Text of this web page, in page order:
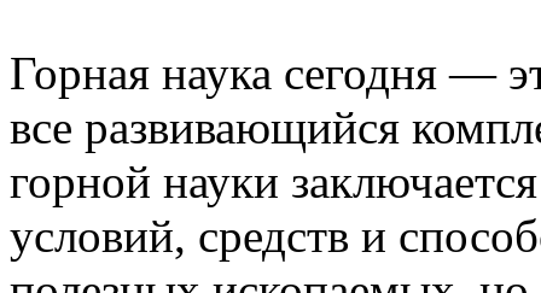
Горная наука сегодня —
все развивающийся
горной науки
условий, средств и